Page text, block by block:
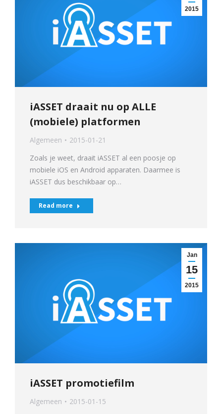
2015
iASSET draait nu op ALLE
(mobiele) platformen
Algemeen
2015-01-21
Zoals je weet, draait iASSET al een poosje op
mobiele iOS en Android apparaten. Daarmee is
iASSET dus beschikbaar op…
Read more
Jan
15
2015
iASSET promotiefilm
Algemeen
2015-01-15